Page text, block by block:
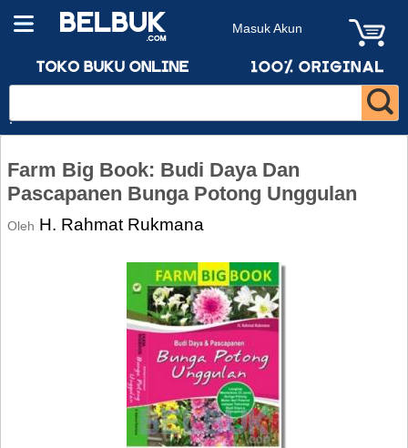
Masuk Akun
Farm Big Book: Budi Daya Dan
Pascapanen Bunga Potong Unggulan
Oleh H. Rahmat Rukmana